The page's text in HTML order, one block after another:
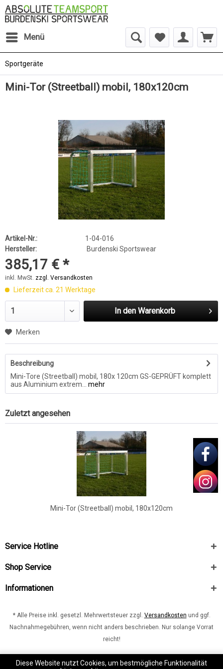
Menü
Sportgeräte
Mini-Tor (Streetball) mobil, 180x120cm
Artikel-Nr.:
1-04-016
Hersteller:
Burdenski Sportswear
385,17 € *
inkl. MwSt. zzgl. Versandkosten
Lieferzeit ca. 21 Werktage
In den Warenkorb
Merken
Beschreibung
Mini-Tore (Streetball) mobil, 180x 120cm GS-GEPRÜFT komplett
aus Aluminium extrem...
mehr
Zuletzt angesehen
Mini-Tor (Streetball) mobil, 180x120cm
Service Hotline
Shop Service
Informationen
* Alle Preise inkl. gesetzl. Mehrwertsteuer zzgl. Versandkosten und ggf.
Nachnahmegebühren, wenn nicht anders beschrieben. Nur solange Vorrat
reicht!
Diese Website nutzt Cookies, um bestmögliche Funktionalität